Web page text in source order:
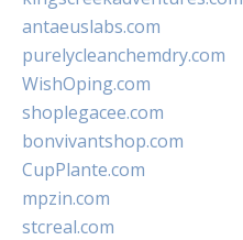
antaeuslabs.com
purelycleanchemdry.com
WishOping.com
shoplegacee.com
bonvivantshop.com
CupPlante.com
mpzin.com
stcreal.com